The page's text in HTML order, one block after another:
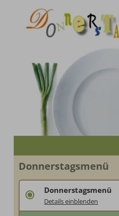
Donnerstagsmenü
Donnerstagsmenü
Details einblenden
Verschenken Sie Genuss unter der Woche
Wir verwöhnen Ihren Beschenkten mit unserem Donnerstagsmenü. Serviert in 5-Gängen.